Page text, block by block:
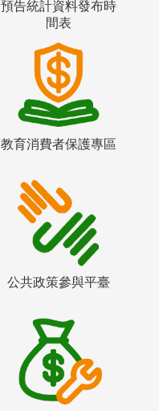
預告統計資料發布時
間表
教育消費者保護專區
公共政策參與平臺